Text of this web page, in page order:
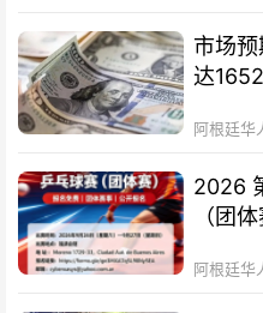
市场
达
阿根廷华
2026
（团
阿根廷华